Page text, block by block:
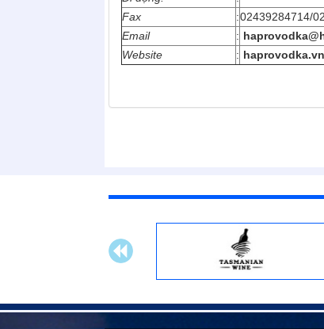
Fax
:02439284714/
Email
:
Website
: haprovodka.vn